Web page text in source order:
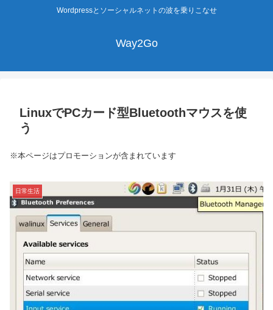
Wordpressとソーシャルネットの波を乗りこなせ
Way2Go
LinuxでPCカード型Bluetoothマウスを使
う
※本ページはプロモーションが含まれています
日常生活